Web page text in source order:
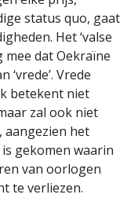
status quo, gaat
Het ‘valse
mee dat Oekraïne
Vrede
betekent niet
zal ook niet
aangezien het
gekomen waarin
van oorlogen
te verliezen.